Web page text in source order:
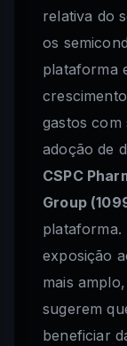
relativa do
os
plataforma
gastos com
adoção de
CSPC
Group
plataforma.
exposição
mais
sugerem
beneficiar